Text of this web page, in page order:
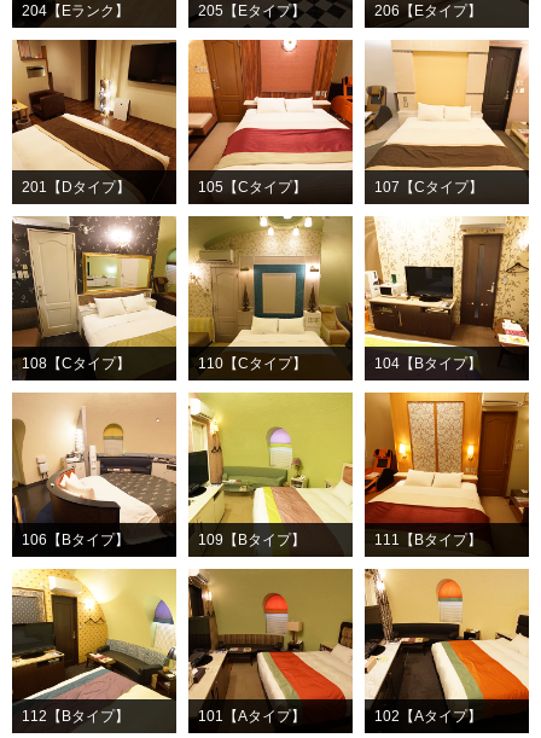
204【Eランク】 205【Eタイプ】 206【Eタイプ】
201【Dタイプ】 105【Cタイプ】 107【Cタイプ】
108【Cタイプ】 110【Cタイプ】 104【Bタイプ】
106【Bタイプ】 109【Bタイプ】 111【Bタイプ】
112【Bタイプ】 101【Aタイプ】 102【Aタイプ】